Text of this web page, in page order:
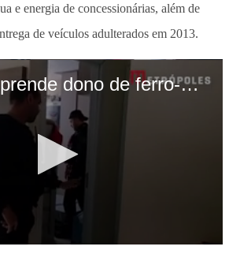
e energia de concessionárias, além de
de veículos adulterados em 2013.